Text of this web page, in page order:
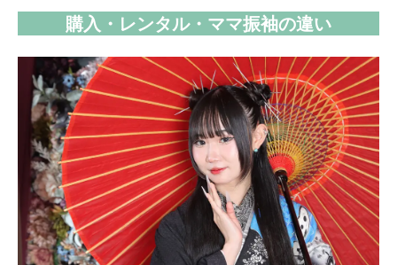
購入・レンタル・ママ振袖の違い